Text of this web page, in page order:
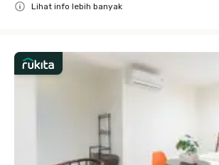
Lihat info lebih banyak